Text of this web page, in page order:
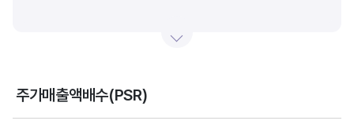
자본총계가 빠른 속도로 증가합니다. 이에따라 주가도 오르게 됩니다.
주가매출액배수(PSR)
Chart